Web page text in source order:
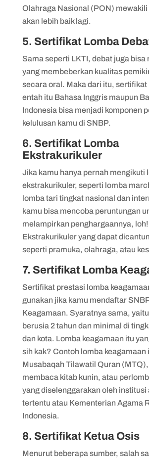
Olahraga Nasional (PON)
akan lebih baik lagi.
5. Sertifikat Lomba
Sama seperti LKTI, debat juga bisa
yang membeberkan kualitas
secara oral. Maka dari itu, sertifikat
entah itu Bahasa Inggris maupun
Indonesia bisa menjadi komponen
kelulusan kamu di SNBP.
6. Sertifikat Lomba
Ekstrakurikuler
Jika kamu hanya pernah mengikuti
ekstrakurikuler, seperti lomba
lomba tari tingkat nasional dan
kamu bisa mencoba peruntungan
melampirkan penghargaannya, loh!
Ekstrakurikuler yang dapat
seperti pramuka, olahraga, atau
7. Sertifikat Lomba
Sertifikat prestasi lomba
gunakan jika kamu mendaftar
Keagamaan. Syaratnya sama,
berusia 2 tahun dan minimal di
dan kota. Lomba keagamaan itu
sih kak? Contoh lomba keagamaan
Musabaqah Tilawatil Quran
membaca kitab kunin, atau
yang diselenggarakan oleh institusi
tertentu atau Kementerian Agama
Indonesia.
8. Sertifikat Ketua Osis
Menurut beberapa sumber, salah